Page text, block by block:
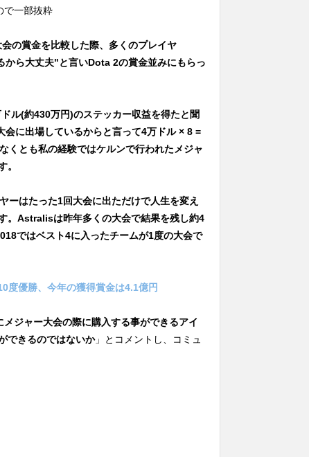
で一部抜粋
の賞金を比較した際、多くのプレイヤ
ら大丈夫"と言いDota 2の賞金並みにもらっ
(約430万円)のステッカー収益を得たと聞
に出場しているからと言って4万ドル × 8 =
くとも私の経験ではケルンで行われたメジャ
。
ーはたった1回大会に出ただけで人生を変え
。Astralisは昨年多くの大会で結果を残し約4
ではベスト4に入ったチームが1度の大会で
度優勝、今年の獲得賞金は4.1億円
ジャー大会の際に購入する事ができるアイ
できるのではないか」とコメントし、コミュ